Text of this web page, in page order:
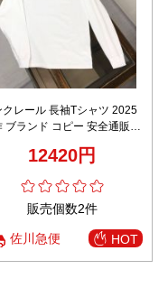
クレール 長袖Tシャツ 2025
ブランド コピー 安全通販
ンプルデザイン 快適な着心
12420円
販売個数2件
佐川急便 HOT